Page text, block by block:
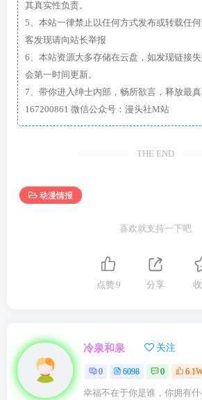
其真实性负责。
5、本站一律禁止以任何方式发布或转载任
客发现请向站长举报
6、本站资源大多存储在云盘，如发现链接
会第一时间更新。
7、带你进入绅士内部，畅所欲言，释放最
167200861 微信公众号：漫头社M站
THE END
动漫情报
喜欢就支持一下吧
点赞9 分享
冷泉和泉 关注
0 6098 0